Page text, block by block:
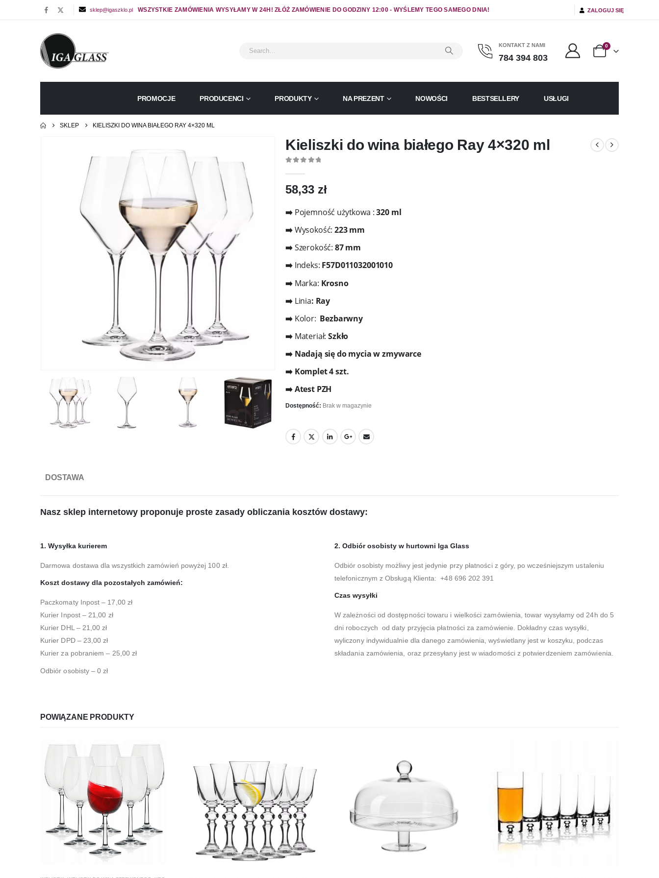
sklep@igaszklo.pl WSZYSTKIE ZAMÓWIENIA WYSYŁAMY W 24H! ZŁÓŻ ZAMÓWIENIE DO GODZINY 12:00 - WYŚLEMY TEGO SAMEGO DNIA! ZALOGUJ SIĘ
KONTAKT Z NAMI
784 394 803
0
PROMOCJE PRODUCENCI PRODUKTY NA PREZENT NOWOŚCI BESTSELLERY USŁUGI
SKLEP KIELISZKI DO WINA BIAŁEGO RAY 4×320 ML
Kieliszki do wina białego Ray 4×320 ml
58,33 zł
➡️ Pojemność użytkowa :320 ml
➡️Wysokość:223 mm
➡️Szerokość: 87 mm
➡️ Indeks: F57D011032001010
➡️ Marka: Krosno
➡️ Linia: Ray
➡️ Kolor: Bezbarwny
➡️ Materiał:Szkło
➡️ Nadają się do mycia w zmywarce
➡️ Komplet 4 szt.
➡️ Atest PZH
Dostępność: Brak w magazynie
DOSTAWA
Nasz sklep internetowy proponuje proste zasady obliczania kosztów dostawy:
1. Wysyłka kurierem
Darmowa dostawa dla wszystkich zamówień powyżej 100 zł.
Koszt dostawy dla pozostałych zamówień:
Paczkomaty Inpost – 17,00 zł
Kurier Inpost – 21,00 zł
Kurier DHL – 21,00 zł
Kurier DPD – 23,00 zł
Kurier za pobraniem – 25,00 zł
Odbiór osobisty – 0 zł
2. Odbiór osobisty w hurtowni Iga Glass
Odbiór osobisty możliwy jest jedynie przy płatności z góry, po wcześniejszym ustaleniu
telefonicznym z Obsługą Klienta: +48 696 202 391
Czas wysyłki
W zależności od dostępności towaru i wielkości zamówienia, towar wysyłamy od 24h do 5
dni roboczych od daty przyjęcia płatności za zamówienie. Dokładny czas wysyłki,
wyliczony indywidualnie dla danego zamówienia, wyświetlany jest w koszyku, podczas
składania zamówienia, oraz przesyłany jest w wiadomości z potwierdzeniem zamówienia.
POWIĄZANE PRODUKTY